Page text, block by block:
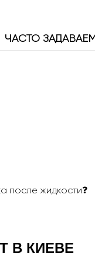
ЧАСТО
после жидкости❓
T В КИЕВЕ